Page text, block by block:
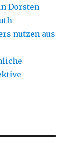
Dorsten
nutzen aus